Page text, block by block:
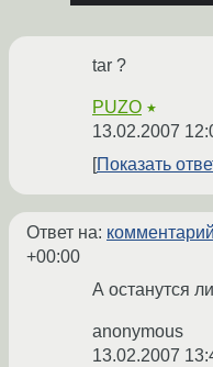
tar ?
PUZO ★
13.02.2007
Показать
Ответ на: комментарий
+00:00
А останутся
anonymous
13.02.2007